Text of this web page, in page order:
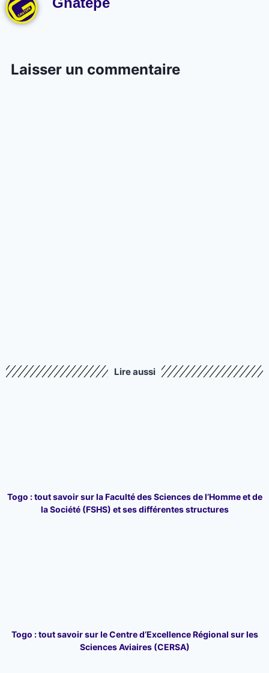
Laisser un commentaire
Lire aussi
Togo : tout savoir sur la Faculté des Sciences de l’Homme et de
la Société (FSHS) et ses différentes structures
Togo : tout savoir sur le Centre d’Excellence Régional sur les
Sciences Aviaires (CERSA)